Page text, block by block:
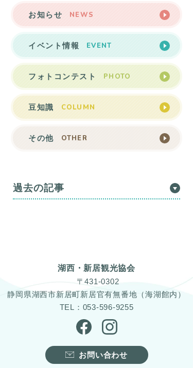
NEWS
お知らせ
EVENT
イベント情報
PHOTO
フォトコンテスト
COLUMN
豆知識
OTHER
その他
過去の記事
湖西・新居観光協会
〒431-0302
静岡県湖西市新居町新居官有無番地（海湖館内）
TEL：053-596-9255
お問い合わせ